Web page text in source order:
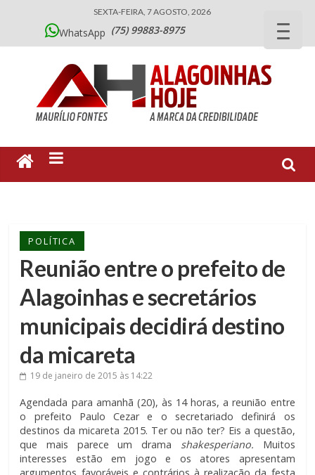
SEXTA-FEIRA, 7 AGOSTO, 2026
WhatsApp (75) 99883-8975
POLÍTICA
Reunião entre o prefeito de
Alagoinhas e secretários
municipais decidirá destino
da micareta
19 de janeiro de 2015 às 14:22
Agendada para amanhã (20), às 14 horas, a reunião entre
o prefeito Paulo Cezar e o secretariado definirá os
destinos da micareta 2015. Ter ou não ter? Eis a questão,
que mais parece um drama shakesperiano. Muitos
interesses estão em jogo e os atores apresentam